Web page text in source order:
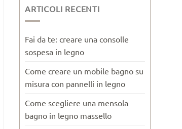
ARTICOLI RECENTI
Fai da te: creare una consolle
sospesa in legno
Come creare un mobile bagno su
misura con pannelli in legno
Come scegliere una mensola
bagno in legno massello